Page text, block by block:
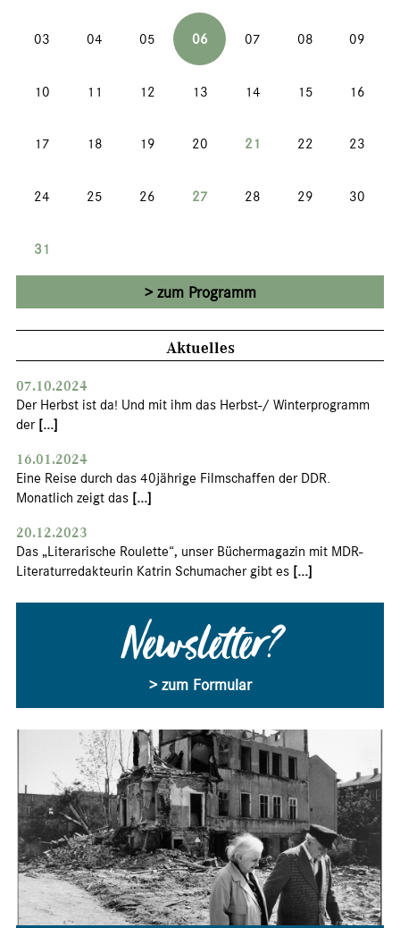
03 04 05 06 07 08 09
10 11 12 13 14 15 16
17 18 19 20 21 22 23
24 25 26 27 28 29 30
31
zum Programm
Aktuelles
07.10.2024
Der Herbst ist da! Und mit ihm das Herbst-/ Winterprogramm
der [...]
16.01.2024
Eine Reise durch das 40jährige Filmschaffen der DDR.
Monatlich zeigt das [...]
20.12.2023
Das „Literarische Roulette“, unser Büchermagazin mit MDR-
Literaturredakteurin Katrin Schumacher gibt es [...]
Newsletter?
> zum Formular